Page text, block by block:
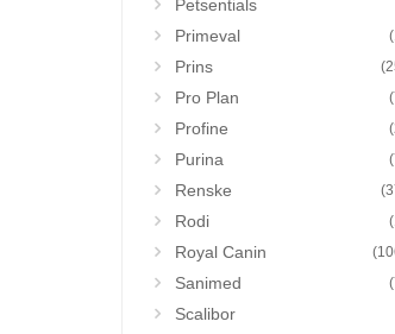
Petsentials
Primeval
Prins
Pro Plan
Profine
Purina
Renske
Rodi
Royal Canin
Sanimed
Scalibor